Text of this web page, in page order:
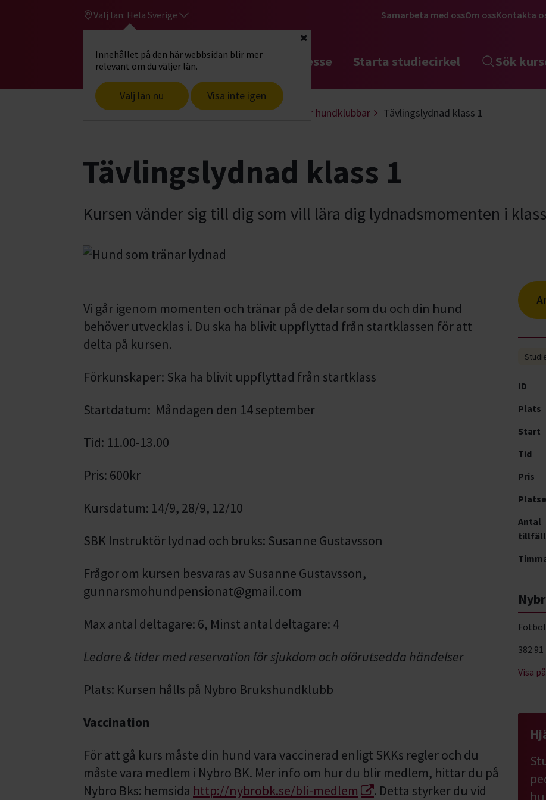
Välj län: Hela Sverige
Innehållet på den här webbsidan blir mer
relevant om du väljer län.
Välj län nu Visa inte igen
Stäng
Samarbeta med ossOm ossKontakta
Gå till studiefrämjandets startsidaHitta intresse Starta studiecirkel Sök
Start Hitta intresse Hund & husdjur Hjälp för hundklubbar Tävlingslydnad klass 1
Tävlingslydnad klass 1
Kursen vänder sig till dig som vill lära dig lydnadsmomenten i
Vi går igenom momenten och tränar på de delar som du och din hund
behöver utvecklas i. Du ska ha blivit uppflyttad från startklassen för att
delta på kursen.
Förkunskaper: Ska ha blivit uppflyttad från startklass
Startdatum: Måndagen den 14 september
Tid: 11.00-13.00
Pris: 600kr
Kursdatum: 14/9, 28/9, 12/10
SBK Instruktör lydnad och bruks: Susanne Gustavsson
Frågor om kursen besvaras av Susanne Gustavsson,
gunnarsmohundpensionat@gmail.com
Max antal deltagare: 6, Minst antal deltagare: 4
Ledare & tider med reservation för sjukdom och oförutsedda händelser
Plats: Kursen hålls på Nybro Brukshundklubb
Vaccination
För att gå kurs måste din hund vara vaccinerad enligt SKKs regler och du
måste vara medlem i Nybro BK. Mer info om hur du blir medlem, hittar du på
Nybro Bks: hemsida http://nybrobk.se/bli-medlem
. Detta styrker du vid
ID
Plats
Start
Tid
Pris
Antal
382
Visa